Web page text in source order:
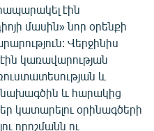
էին
մասին» նոր օրենքի
Վերջինիս
կառավարության
և
նախագծին և հարակից
կատարելու օրինագծերի
որոշմանն ու